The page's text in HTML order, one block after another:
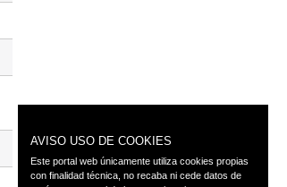
AVISO USO DE COOKIES
Este portal web únicamente utiliza cookies propias
con finalidad técnica, no recaba ni cede datos de